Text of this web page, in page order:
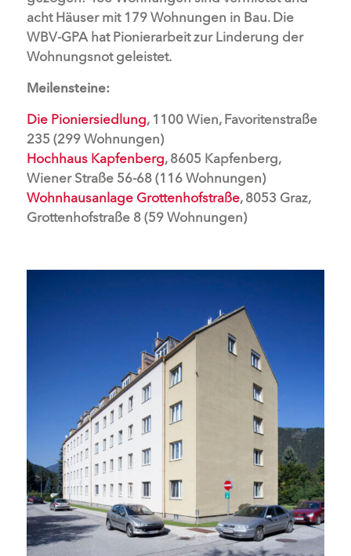
acht Häuser mit 179 Wohnungen in Bau. Die
WBV-GPA hat Pionierarbeit zur Linderung der
Wohnungsnot geleistet.
Meilensteine:
Die Pioniersiedlung, 1100 Wien, Favoritenstraße
235 (299 Wohnungen)
Hochhaus Kapfenberg, 8605 Kapfenberg,
Wiener Straße 56-68 (116 Wohnungen)
Wohnhausanlage Grottenhofstraße, 8053 Graz,
Grottenhofstraße 8 (59 Wohnungen)